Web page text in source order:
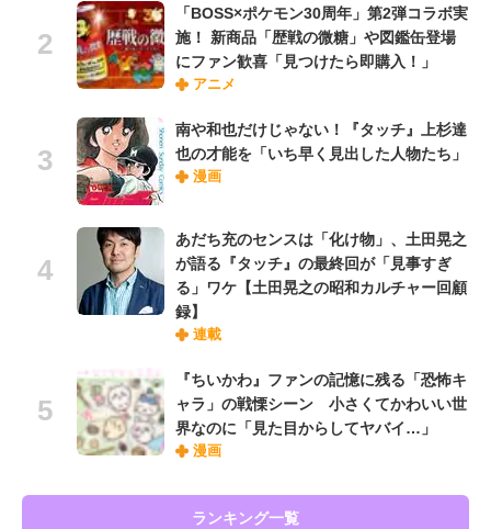
「BOSS×ポケモン30周年」第2弾コラボ実
施！ 新商品「歴戦の微糖」や図鑑缶登場
にファン歓喜「見つけたら即購入！」
アニメ
南や和也だけじゃない！『タッチ』上杉達
也の才能を「いち早く見出した人物たち」
漫画
あだち充のセンスは「化け物」、土田晃之
が語る『タッチ』の最終回が「見事すぎ
る」ワケ【土田晃之の昭和カルチャー回顧
録】
連載
『ちいかわ』ファンの記憶に残る「恐怖キ
ャラ」の戦慄シーン 小さくてかわいい世
界なのに「見た目からしてヤバイ…」
漫画
ランキング一覧